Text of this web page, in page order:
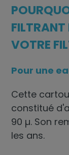
FILTRANT
VOTRE
Pour une
Cette
constitué
90 µ. Son
les ans.